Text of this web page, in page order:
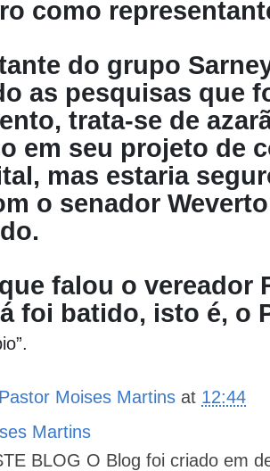
como
do grupo
as pesquisas que
trata-se de
em seu projeto de
mas estaria
o senador
falou o vereador
foi batido, isto é, o
Pastor Moises Martins at 12:44
Martins
BLOG O Blog foi criado em